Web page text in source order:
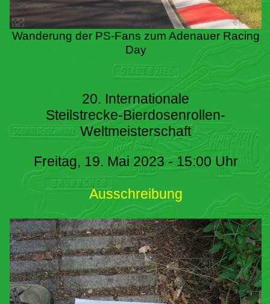
Wanderung der PS-Fans zum Adenauer Racing
Day
20. Internationale
Steilstrecke-Bierdosenrollen-
Weltmeisterschaft
Freitag, 19. Mai 2023 - 15:00 Uhr
Ausschreibung